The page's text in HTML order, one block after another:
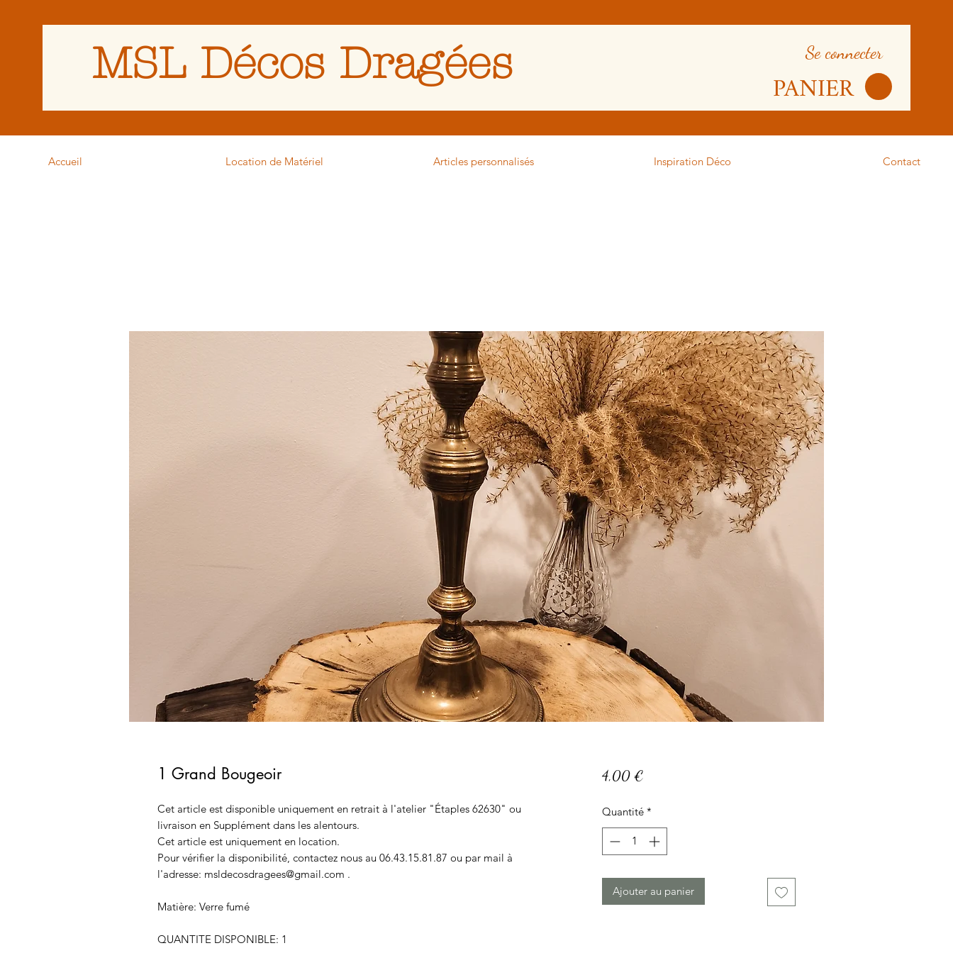
MSL Décos Dragées Se connecter
PANIER
Accueil Location de Matériel Articles personnalisés Inspiration Déco Contact
1 Grand Bougeoir
Cet article est disponible uniquement en retrait à l'atelier "Étaples 62630" ou
livraison en Supplément dans les alentours.
Cet article est uniquement en location.
Pour vérifier la disponibilité, contactez nous au 06.43.15.81.87 ou par mail à
l'adresse: msldecosdragees@gmail.com .
Matière: Verre fumé
QUANTITE DISPONIBLE: 1
4,00 €Prix
Quantité *
Ajouter au panier